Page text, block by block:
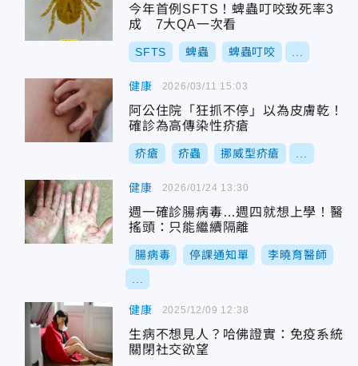
今年首例SFTS！蜱蟲叮咬致死率3
成 7大QA一次看
SFTS 蜱蟲 蜱蟲叮咬
健康
阿公住院「狂抓不停」以為皮膚乾！
確診為高傳染性疥瘡
疥瘡 疥蟲 挪威型疥瘡
2026/03/11 15:03
健康
週一確診腸病毒…週四就想上學！醫
搖頭：只能繼續隔離
腸病毒 停課通知單 李曉育醫師
2026/01/24 13:30
健康
生病不想見人？哈佛證實：免疫系統
關閉社交欲望
2025/12/09 12:38